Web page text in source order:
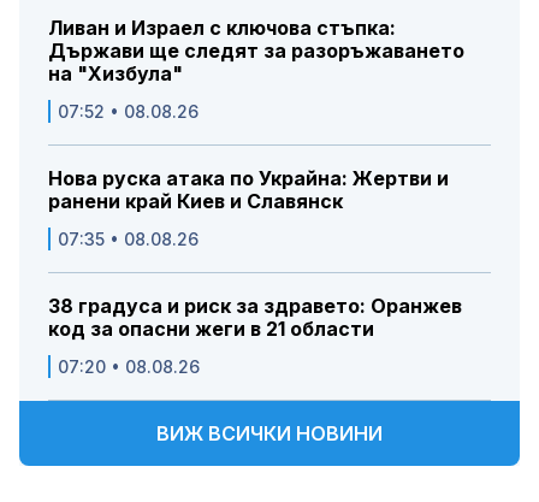
Ливан и Израел с ключова стъпка:
Държави ще следят за разоръжаването
на "Хизбула"
07:52 • 08.08.26
Нова руска атака по Украйна: Жертви и
ранени край Киев и Славянск
07:35 • 08.08.26
38 градуса и риск за здравето: Оранжев
код за опасни жеги в 21 области
07:20 • 08.08.26
ВИЖ ВСИЧКИ НОВИНИ